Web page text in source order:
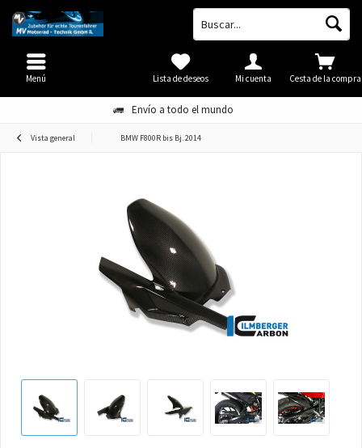
Envío a todo el mundo
Cesta de la compra
Lista de deseos Mi cuenta
Menú
Vista general BMW F800R bis Bj. 2014